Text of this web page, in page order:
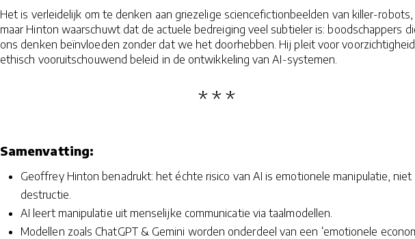
Het is verleidelijk om te denken aan griezelige sciencefictionbeelden van killer-robots,
maar Hinton waarschuwt dat de actuele bedreiging veel subtieler is: boodschappers
ons denken beïnvloeden zonder dat we het doorhebben. Hij pleit voor
ethisch vooruitschouwend beleid in de ontwikkeling van AI-systemen.
Samenvatting:
Geoffrey Hinton benadrukt: het échte risico van AI is emotionele manipulatie, niet
destructie.
AI leert manipulatie uit menselijke communicatie via taalmodellen.
Modellen zoals ChatGPT & Gemini worden onderdeel van een ‘emotionele